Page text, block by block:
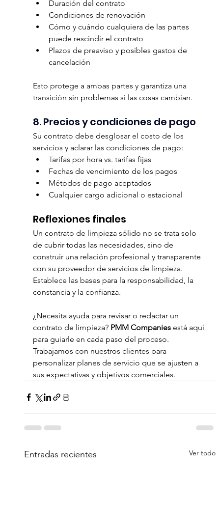
Duración del contrato
Condiciones de renovación
Cómo y cuándo cualquiera de las partes
puede rescindir el contrato
Plazos de preaviso y posibles gastos de
cancelación
Esto protege a ambas partes y garantiza una
transición sin problemas si las cosas cambian.
8. Precios y condiciones de pago
Su contrato debe desglosar el costo de los
servicios y aclarar las condiciones de pago:
Tarifas por hora vs. tarifas fijas
Fechas de vencimiento de los pagos
Métodos de pago aceptados
Cualquier cargo adicional o estacional
Reflexiones finales
Un contrato de limpieza sólido no se trata solo
de cubrir todas las necesidades, sino de
construir una relación profesional y transparente
con su proveedor de servicios de limpieza.
Establece las bases para la responsabilidad, la
constancia y la confianza.
¿Necesita ayuda para revisar o redactar un
contrato de limpieza? PMM Companies está aquí
para guiarle en cada paso del proceso.
Trabajamos con nuestros clientes para
personalizar planes de servicio que se ajusten a
sus expectativas y objetivos comerciales.
Entradas recientes Ver todo